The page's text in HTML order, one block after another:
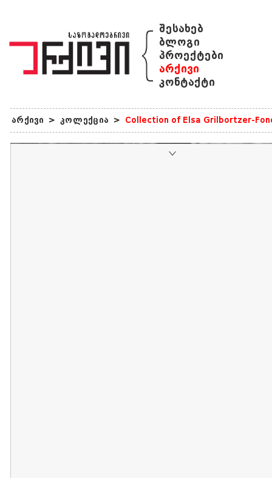
{ შესახებ
ბლოგი
პროექტები
არქივი
კონტაქტი
არქივი > კოლექცია > Collection of Elsa Grilbortzer-